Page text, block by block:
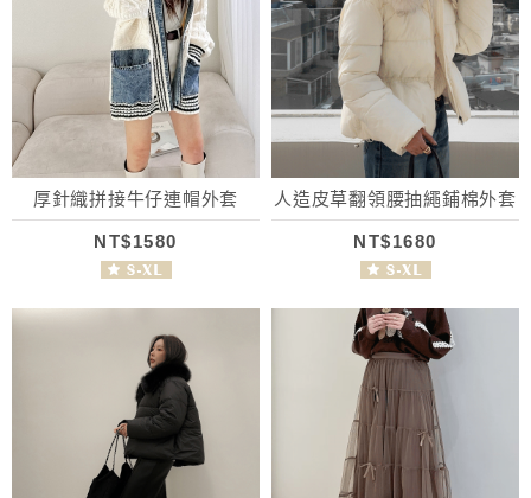
厚針織拼接牛仔連帽外套
NT$1580
人造皮草翻領腰抽繩鋪棉外套
NT$1680